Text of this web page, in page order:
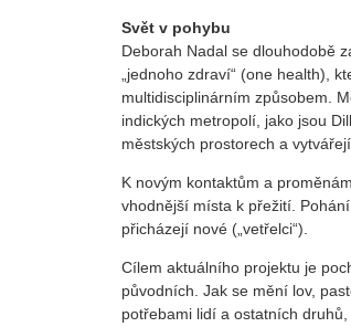
Svět v pohybu
Deborah Nadal se dlouhodobě
„jednoho zdraví“ (one health),
multidisciplinárním způsobem.
indických metropolí, jako jsou
městských prostorech a
K novým kontaktům a
vhodnější místa k přežití.
přicházejí nové („vetřelci“).
Cílem aktuálního projektu je
původních. Jak se mění lov,
potřebami lidí a ostatních